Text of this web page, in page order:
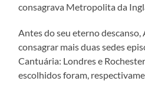
consagrava Metropolita da
Antes do seu eterno
consagrar mais duas sedes
Cantuária: Londres e
escolhidos foram,